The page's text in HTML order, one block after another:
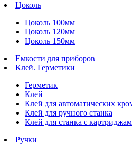
Цоколь
Цоколь 100мм
Цоколь 120мм
Цоколь 150мм
Емкости для приборов
Клей. Герметики
Герметик
Клей
Клей для автоматических
Клей для ручного станка
Клей для станка с
Ручки